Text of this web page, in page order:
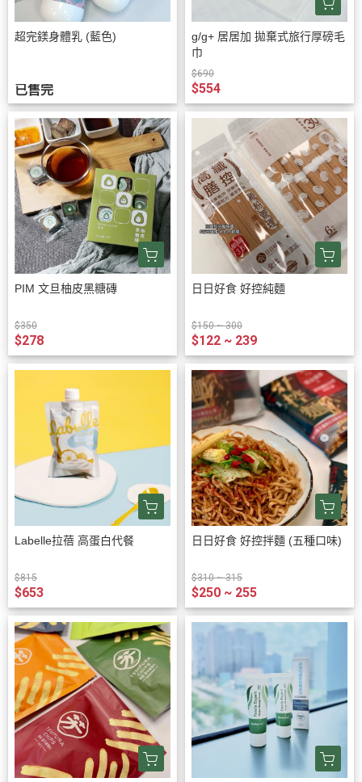
超完鎂身體乳 (藍色)
已售完
g/g+ 居居加 拋棄式旅行厚磅毛
巾
$690
$554
PIM 文旦柚皮黑糖磚
$350
$278
日日好食 好控純麵
$150 ~ 300
$122 ~ 239
Labelle拉蓓 高蛋白代餐
$815
$653
日日好食 好控拌麵 (五種口味)
$310 ~ 315
$250 ~ 255